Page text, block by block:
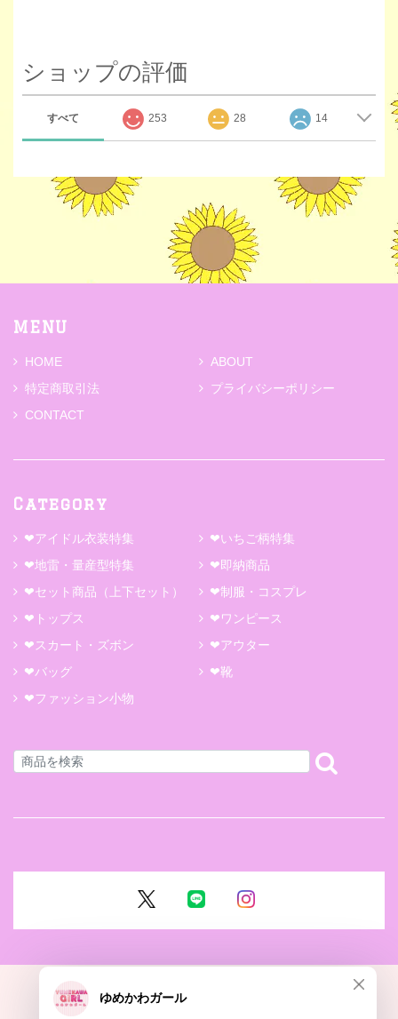
ショップの評価
すべて 253 28 14
MENU
HOME
ABOUT
特定商取引法
プライバシーポリシー
CONTACT
Category
❤アイドル衣装特集
❤いちご柄特集
❤地雷・量産型特集
❤即納商品
❤セット商品（上下セット）
❤制服・コスプレ
❤トップス
❤ワンピース
❤スカート・ズボン
❤アウター
❤バッグ
❤靴
❤ファッション小物